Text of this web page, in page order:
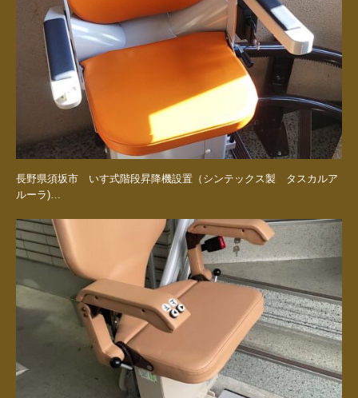
長野県須坂市 いす式階段昇降機設置（シンテックス製 タスカルア
ルーラ)…